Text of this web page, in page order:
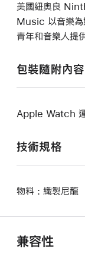
美國紐奧良
Music 以音樂為
青年和音樂人提
包裝隨附內容
Apple Watch
技術規格
物料 : 織製尼龍
兼容性